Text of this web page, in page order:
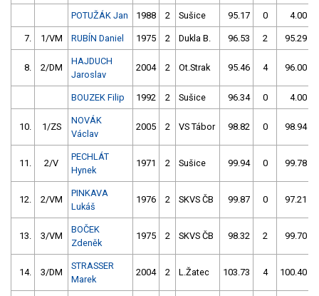
POTUŽÁK Jan 1988 2 Sušice 95.17 0 4.00
7. 1/VM RUBÍN Daniel 1975 2 Dukla B. 96.53 2 95.29
8. 2/DM
HAJDUCH
Jaroslav
2004 2 Ot.Strak 95.46 4 96.00
BOUZEK Filip 1992 2 Sušice 96.34 0 4.00
10. 1/ZS
NOVÁK
Václav
2005 2 VS Tábor 98.82 0 98.94
11. 2/V
PECHLÁT
Hynek
1971 2 Sušice 99.94 0 99.78
12. 2/VM
PINKAVA
Lukáš
1976 2 SKVS ČB 99.87 0 97.21
13. 3/VM
BOČEK
Zdeněk
1975 2 SKVS ČB 98.32 2 99.70
14. 3/DM
STRASSER
Marek
2004 2 L.Žatec 103.73 4 100.40